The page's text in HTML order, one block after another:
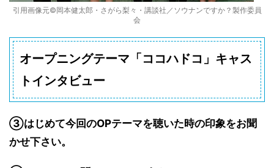
引用画像元©岡本健太郎・さがら梨々・講談社／ソウナンですか？製作委員
会
オープニングテーマ「ココハドコ」キャス
トインタビュー
③はじめて今回のOPテーマを聴いた時の印象をお聞
かせ下さい。